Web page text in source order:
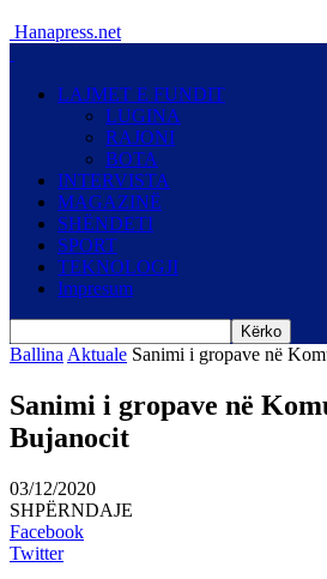
Hanapress.net
LAJMET E FUNDIT
LUGINA
RAJONI
BOTA
INTERVISTA
MAGAZINË
SHËNDETI
SPORT
TEKNOLOGJI
Impresum
Ballina Aktuale Sanimi i gropave në
Sanimi i gropave në
Bujanocit
03/12/2020
SHPËRNDAJE
Facebook
Twitter